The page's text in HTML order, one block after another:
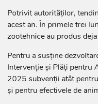
Potrivit autorităților,
acest an. În primele trei
zootehnice au produs
Pentru a susține
Intervenție și Plăți pentru
2025 subvenții atât
și pentru efectivele de